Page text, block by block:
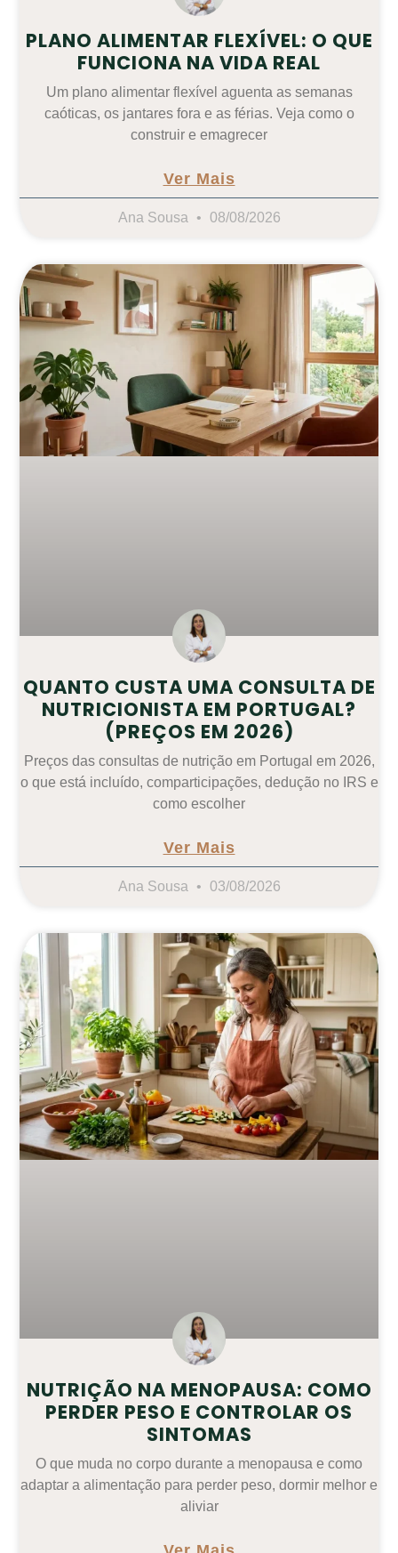
PLANO ALIMENTAR FLEXÍVEL: O QUE
FUNCIONA NA VIDA REAL
Um plano alimentar flexível aguenta as semanas
caóticas, os jantares fora e as férias. Veja como o
construir e emagrecer
Ver Mais
Ana Sousa 08/08/2026
QUANTO CUSTA UMA CONSULTA DE
NUTRICIONISTA EM PORTUGAL?
(PREÇOS EM 2026)
Preços das consultas de nutrição em Portugal em 2026,
o que está incluído, comparticipações, dedução no IRS e
como escolher
Ver Mais
Ana Sousa 03/08/2026
NUTRIÇÃO NA MENOPAUSA: COMO
PERDER PESO E CONTROLAR OS
SINTOMAS
O que muda no corpo durante a menopausa e como
adaptar a alimentação para perder peso, dormir melhor e
aliviar